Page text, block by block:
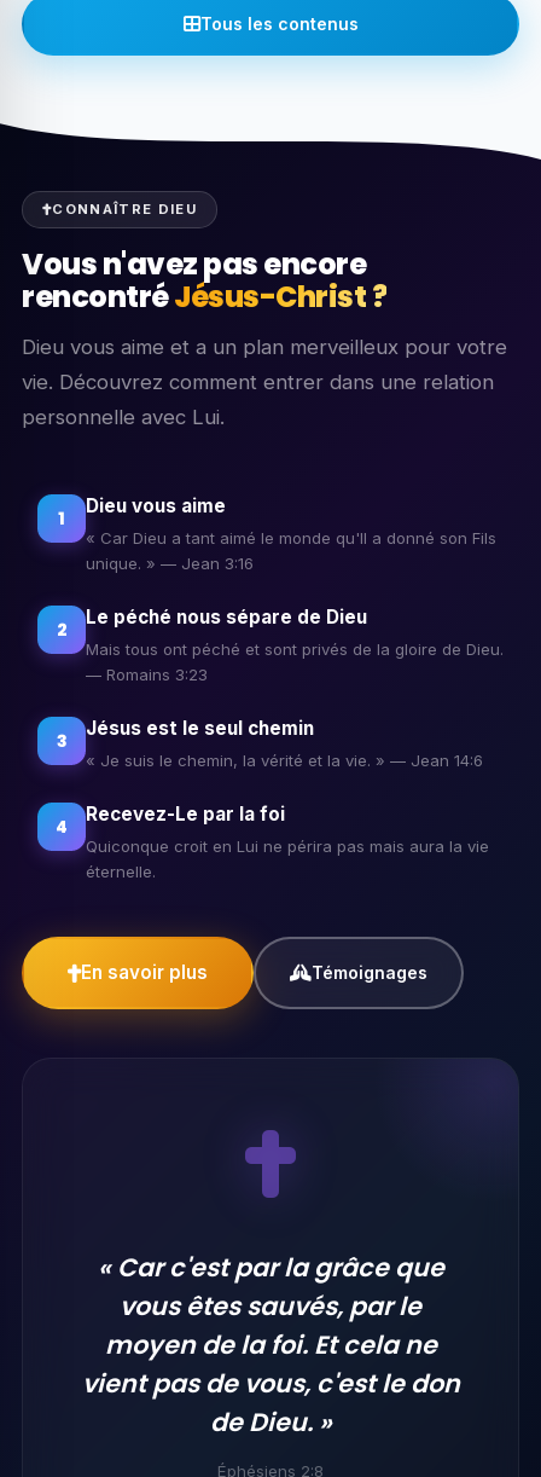
Tous les contenus
CONNAÎTRE DIEU
Vous n'avez pas encore
rencontréJésus-Christ ?
Dieu vous aime et a un plan merveilleux pour votre
vie. Découvrez comment entrer dans une relation
personnelle avec Lui.
1
Dieu vous aime
« Car Dieu a tant aimé le monde qu'Il a donné son Fils
unique. » — Jean 3:16
2
Le péché nous sépare de Dieu
Mais tous ont péché et sont privés de la gloire de Dieu.
— Romains 3:23
3
Jésus est le seul chemin
« Je suis le chemin, la vérité et la vie. » — Jean 14:6
4
Recevez-Le par la foi
Quiconque croit en Lui ne périra pas mais aura la vie
éternelle.
En savoir plus Témoignages
« Car c'est par la grâce que
vous êtes sauvés, par le
moyen de la foi. Et cela ne
vient pas de vous, c'est le don
de Dieu. »
Éphésiens 2:8